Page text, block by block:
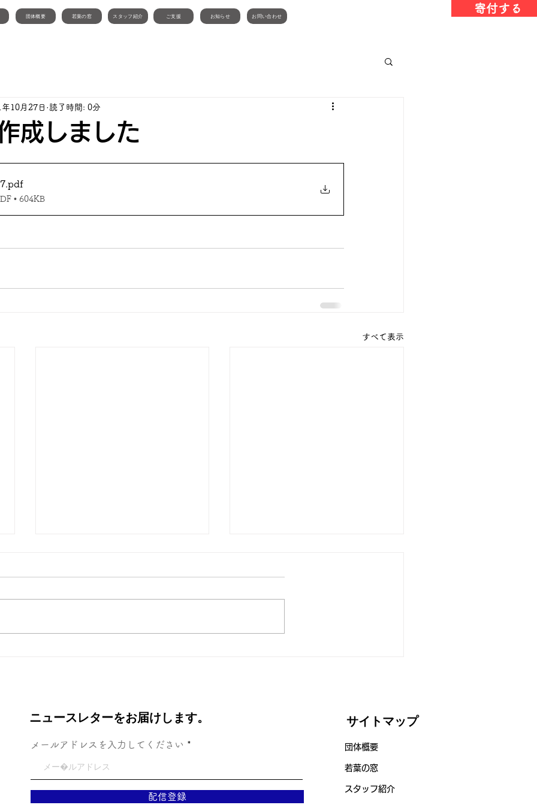
寄付する
団体概要 若葉の窓 スタッフ紹介 ご支援 お知らせ お問い合わせ
成しました
10月27日 読了時間: 0分
.pdf
• 604KB
すべて表示
ニュースレターをお届けします。
メールアドレスを入力してください
配信登録
サイトマップ
団体概要
若葉の窓
スタッフ紹介